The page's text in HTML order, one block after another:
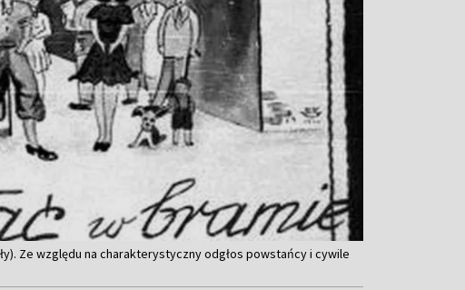
Ze względu na charakterystyczny odgłos powstańcy i cywile